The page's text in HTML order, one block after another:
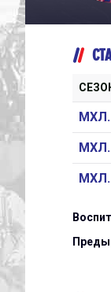
МХЛ.
МХЛ.
МХЛ.